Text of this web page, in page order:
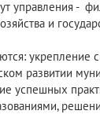
управления -
и
укрепление
развитии
успешных